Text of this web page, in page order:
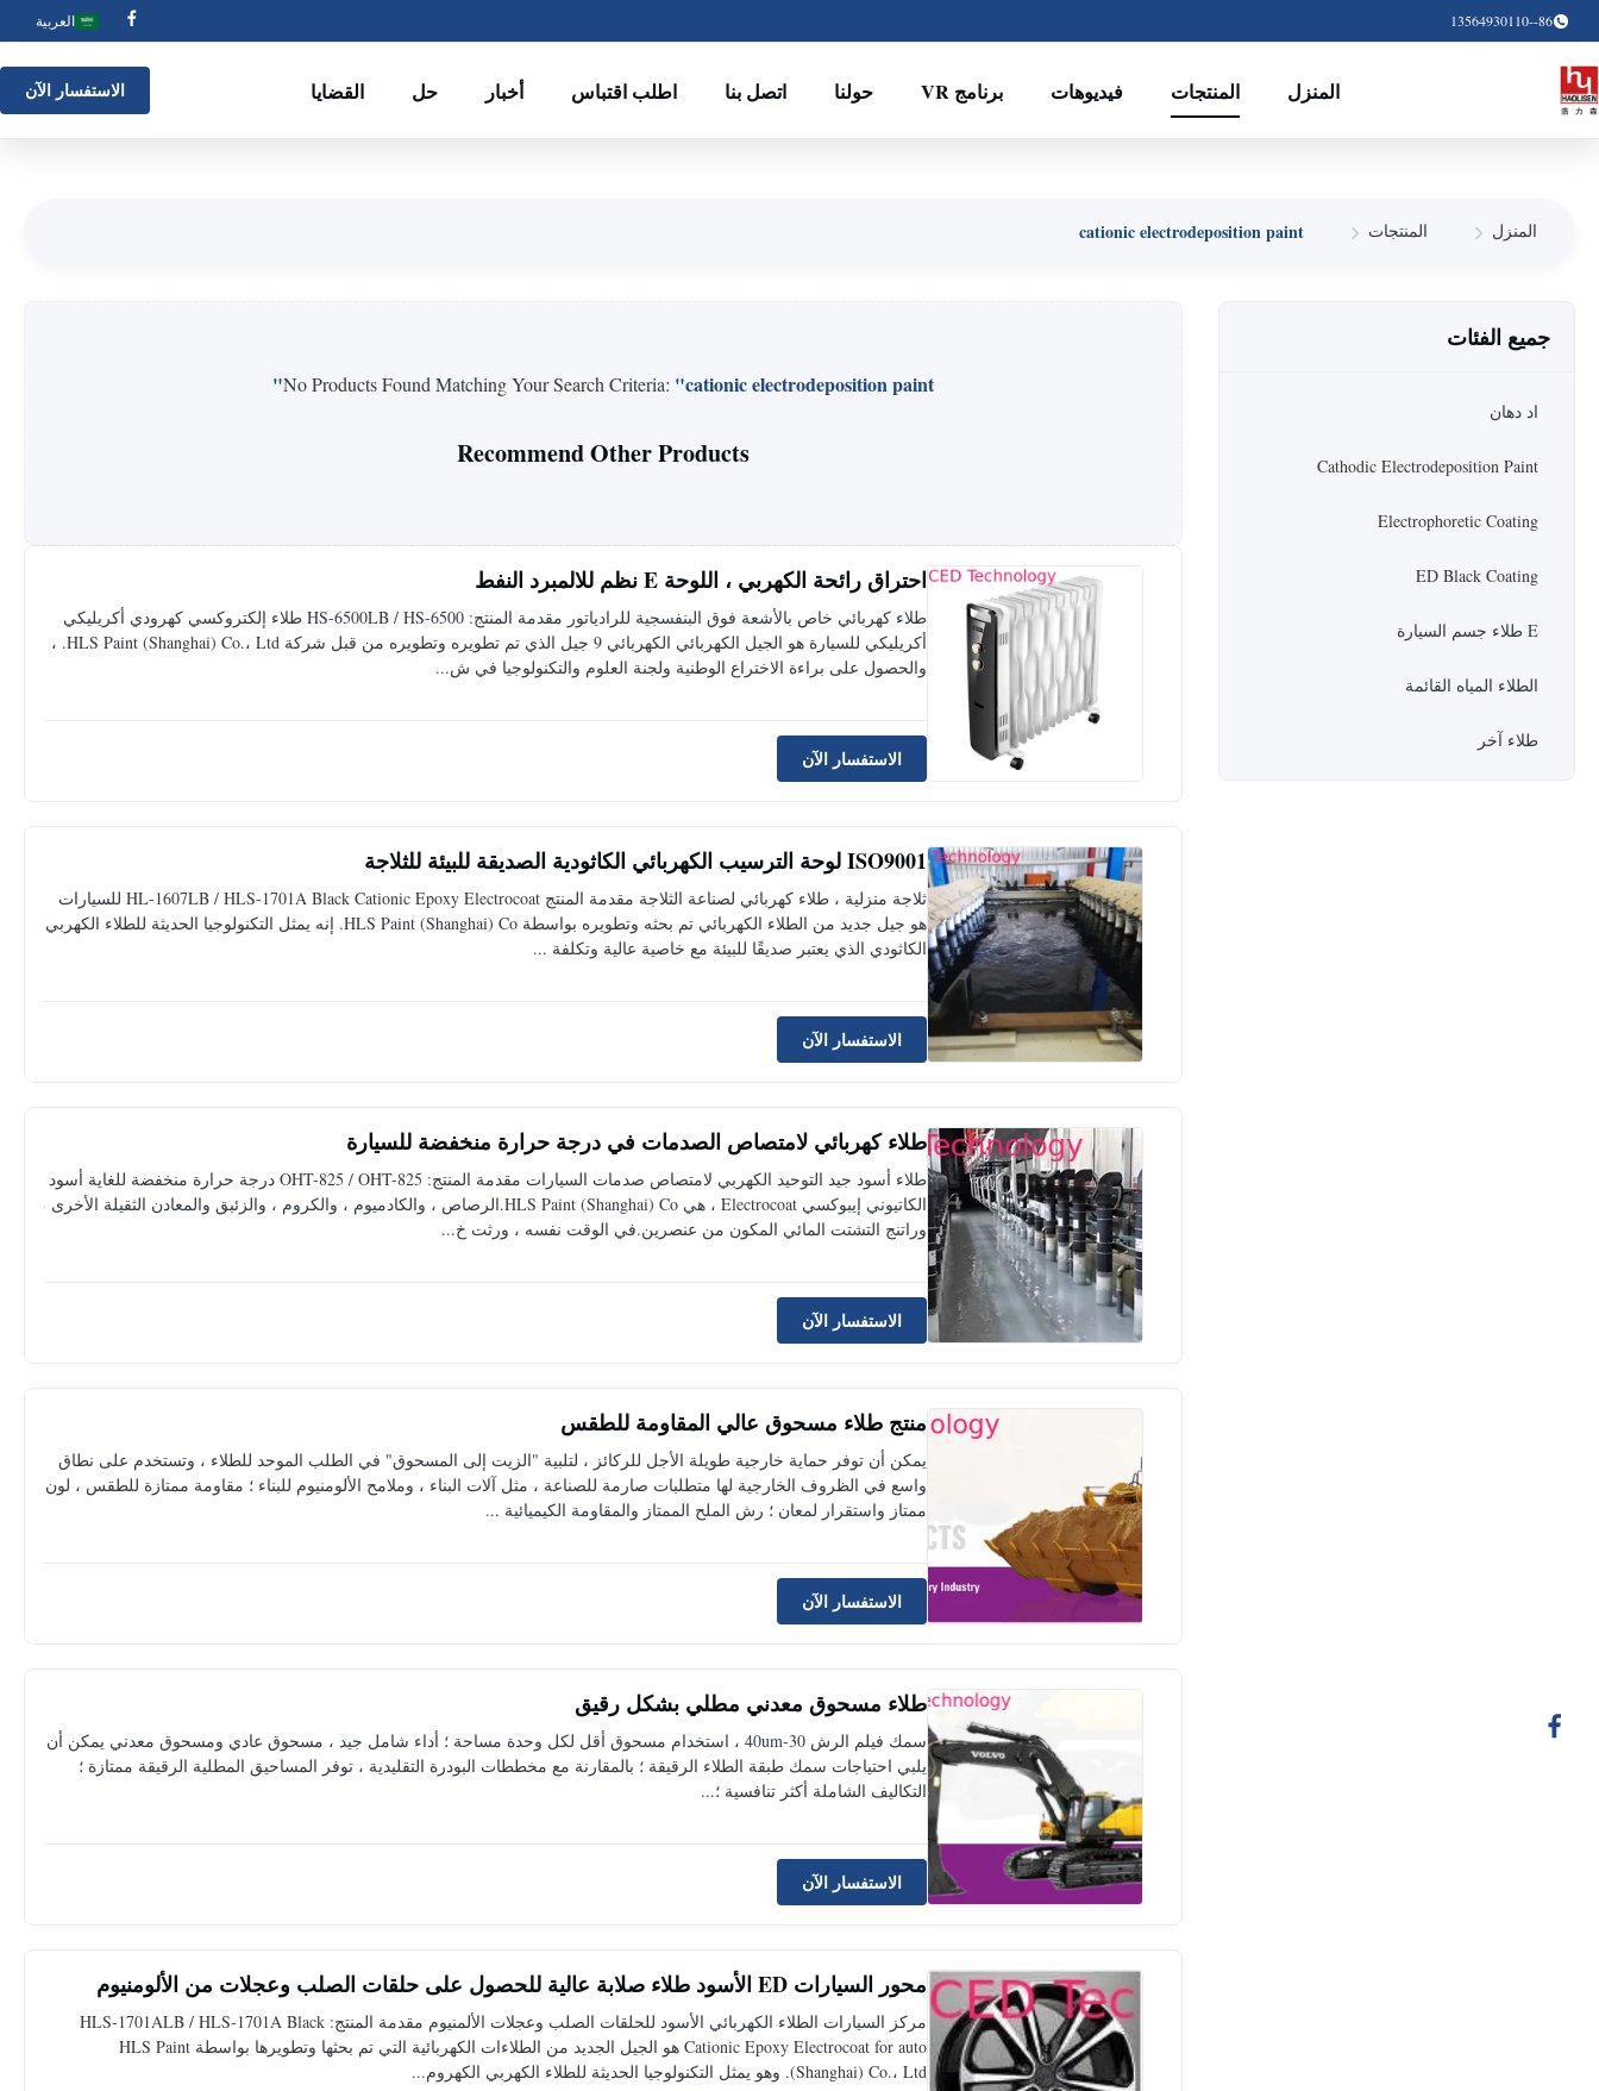
86--13564930110 العربية
المنزل المنتجات فيديوهات برنامج VR حولنا اتصل بنا اطلب اقتباس أخبار حل القضايا الاستفسار الآن
المنزل المنتجات cationic electrodeposition paint
جميع الفئات
اد دهان
Cathodic Electrodeposition Paint
Electrophoretic Coating
ED Black Coating
E طلاء جسم السيارة
الطلاء المياه القائمة
طلاء آخر
No Products Found Matching Your Search Criteria: "cationic electrodeposition paint"
Recommend Other Products
احتراق رائحة الكهربي ، اللوحة E نظم للالمبرد النفط
طلاء كهربائي خاص بالأشعة فوق البنفسجية للرادياتور مقدمة المنتج: HS-6500LB / HS-6500 طلاء إلكتروكسي كهرودي أكريليكي
أكريليكي للسيارة هو الجيل الكهربائي الكهربائي 9 جيل الذي تم تطويره وتطويره من قبل شركة HLS Paint (Shanghai) Co.، Ltd. ،
والحصول على براءة الاختراع الوطنية ولجنة العلوم والتكنولوجيا في ش...
الاستفسار الآن
ISO9001 لوحة الترسيب الكهربائي الكاثودية الصديقة للبيئة للثلاجة
ثلاجة منزلية ، طلاء كهربائي لصناعة الثلاجة مقدمة المنتج HL-1607LB / HLS-1701A Black Cationic Epoxy Electrocoat للسيارات
هو جيل جديد من الطلاء الكهربائي تم بحثه وتطويره بواسطة HLS Paint (Shanghai) Co. إنه يمثل التكنولوجيا الحديثة للطلاء الكهربي
الكاثودي الذي يعتبر صديقًا للبيئة مع خاصية عالية وتكلفة ...
الاستفسار الآن
طلاء كهربائي لامتصاص الصدمات في درجة حرارة منخفضة للسيارة
طلاء أسود جيد التوحيد الكهربي لامتصاص صدمات السيارات مقدمة المنتج: OHT-825 / OHT-825 درجة حرارة منخفضة للغاية أسود
الكاتيوني إيبوكسي Electrocoat ، هي HLS Paint (Shanghai) Co.الرصاص ، والكادميوم ، والكروم ، والزئبق والمعادن الثقيلة الأخرى ،
وراتنج التشتت المائي المكون من عنصرين.في الوقت نفسه ، ورثت خ...
الاستفسار الآن
منتج طلاء مسحوق عالي المقاومة للطقس
يمكن أن توفر حماية خارجية طويلة الأجل للركائز ، لتلبية "الزيت إلى المسحوق" في الطلب الموحد للطلاء ، وتستخدم على نطاق
واسع في الظروف الخارجية لها متطلبات صارمة للصناعة ، مثل آلات البناء ، وملامح الألومنيوم للبناء ؛ مقاومة ممتازة للطقس ، لون
ممتاز واستقرار لمعان ؛ رش الملح الممتاز والمقاومة الكيميائية ...
الاستفسار الآن
طلاء مسحوق معدني مطلي بشكل رقيق
سمك فيلم الرش 30-40um ، استخدام مسحوق أقل لكل وحدة مساحة ؛ أداء شامل جيد ، مسحوق عادي ومسحوق معدني يمكن أن
يلبي احتياجات سمك طبقة الطلاء الرقيقة ؛ بالمقارنة مع مخططات البودرة التقليدية ، توفر المساحيق المطلية الرقيقة ممتازة ؛
التكاليف الشاملة أكثر تنافسية ؛...
الاستفسار الآن
محور السيارات ED الأسود طلاء صلابة عالية للحصول على حلقات الصلب وعجلات من الألومنيوم
مركز السيارات الطلاء الكهربائي الأسود للحلقات الصلب وعجلات الألمنيوم مقدمة المنتج: HLS-1701ALB / HLS-1701A Black
Cationic Epoxy Electrocoat for auto هو الجيل الجديد من الطلاءات الكهربائية التي تم بحثها وتطويرها بواسطة HLS Paint
(Shanghai) Co.، Ltd. وهو يمثل التكنولوجيا الحديثة للطلاء الكهربي الكهروم...